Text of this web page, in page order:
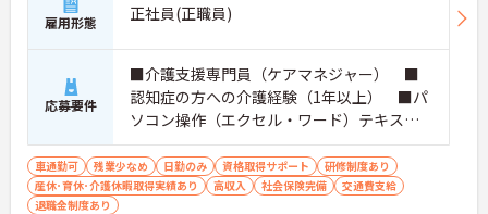
雇用形態 正社員(正職員)
応募要件
■介護支援専門員（ケアマネジャー） ■
認知症の方への介護経験（1年以上） ■パ
ソコン操作（エクセル・ワード）テキスト
入力や簡単な関数（足し算・引き算等）
■普通自動車運転免許（AT限定可） ※認知
症実践者研修、計画作成者研修修了者尚可
車通勤可 残業少なめ 日勤のみ 資格取得サポート
研修制度あり
産休･育休･介護休暇取得実績あり
高収入 社会保険完備
交通費支給
退職金制度あり